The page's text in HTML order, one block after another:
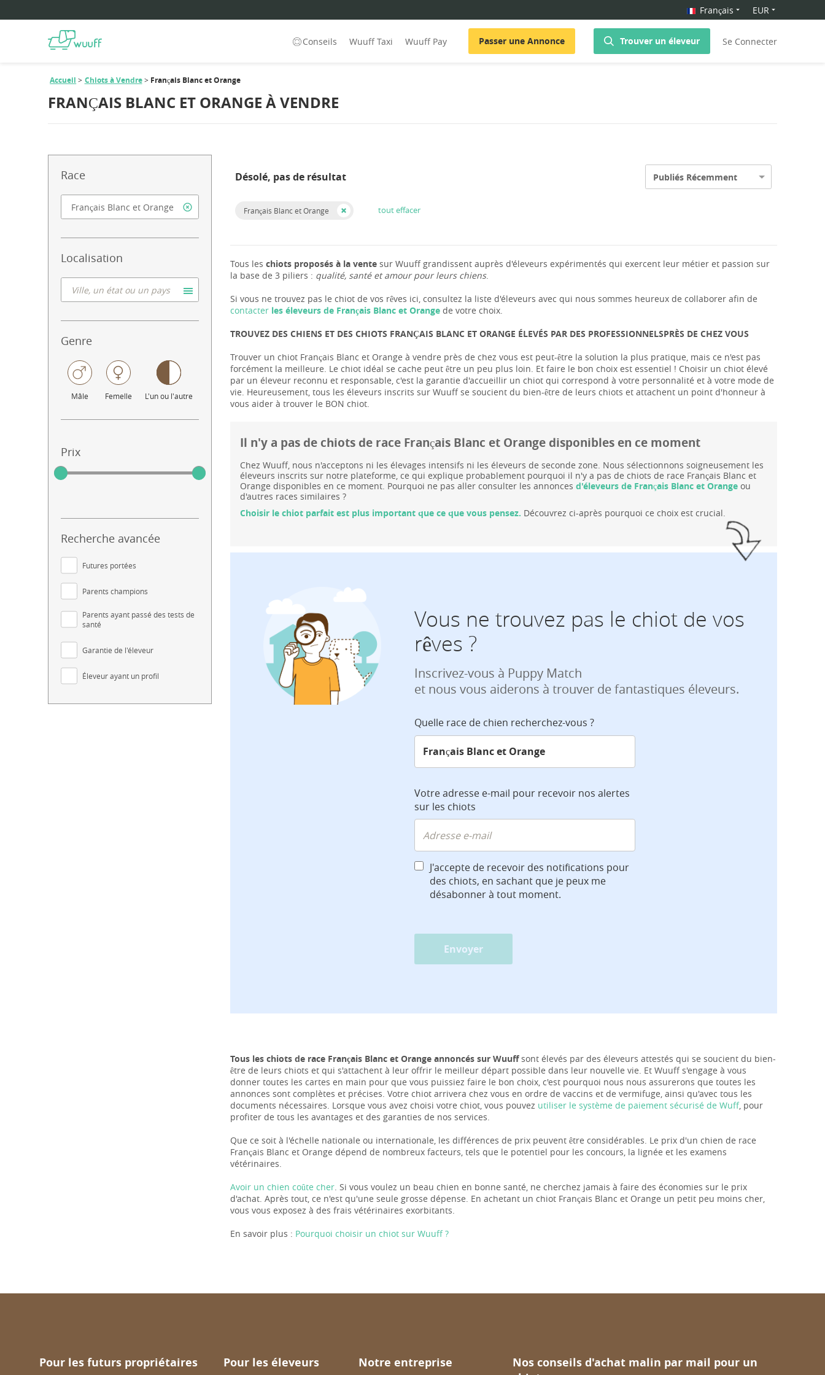
Français EUR
Conseils Wuuff Taxi Wuuff Pay Passer une Annonce Trouver un éleveur Se Connecter
Accueil Chiots à Vendre Français Blanc et Orange
FRANÇAIS BLANC ET ORANGE À VENDRE
Race
Localisation
Genre
Mâle Femelle L'un ou l'autre
Prix
Recherche avancée
Futures portées
Parents champions
Parents ayant passé des tests de
santé
Garantie de l'éleveur
Éleveur ayant un profil
Désolé, pas de résultat Publiés Récemment
Français Blanc et Orange tout effacer
Tous les chiots proposés à la vente sur Wuuff grandissent auprès d'éleveurs expérimentés qui exercent leur métier et passion sur
la base de 3 piliers : qualité, santé et amour pour leurs chiens.
Si vous ne trouvez pas le chiot de vos rêves ici, consultez la liste d'éleveurs avec qui nous sommes heureux de collaborer afin de
contacter les éleveurs de Français Blanc et Orange de votre choix.
TROUVEZ DES CHIENS ET DES CHIOTS FRANÇAIS BLANC ET ORANGE ÉLEVÉS PAR DES PROFESSIONNELSPRÈS DE CHEZ VOUS
Trouver un chiot Français Blanc et Orange à vendre près de chez vous est peut-être la solution la plus pratique, mais ce n'est pas
forcément la meilleure. Le chiot idéal se cache peut être un peu plus loin. Et faire le bon choix est essentiel ! Choisir un chiot élevé
par un éleveur reconnu et responsable, c'est la garantie d'accueillir un chiot qui correspond à votre personnalité et à votre mode de
vie. Heureusement, tous les éleveurs inscrits sur Wuuff se soucient du bien-être de leurs chiots et attachent un point d'honneur à
vous aider à trouver le BON chiot.
Il n'y a pas de chiots de race Français Blanc et Orange disponibles en ce moment
Chez Wuuff, nous n'acceptons ni les élevages intensifs ni les éleveurs de seconde zone. Nous sélectionnons soigneusement les
éleveurs inscrits sur notre plateforme, ce qui explique probablement pourquoi il n'y a pas de chiots de race Français Blanc et
Orange disponibles en ce moment. Pourquoi ne pas aller consulter les annonces d'éleveurs de Français Blanc et Orange ou
d'autres races similaires ?
Choisir le chiot parfait est plus important que ce que vous pensez. Découvrez ci-après pourquoi ce choix est crucial.
Vous ne trouvez pas le chiot de vos
rêves ?
Inscrivez-vous à Puppy Match
et nous vous aiderons à trouver de fantastiques éleveurs.
Quelle race de chien recherchez-vous ?
Votre adresse e-mail pour recevoir nos alertes
sur les chiots
J'accepte de recevoir des notifications pour
des chiots, en sachant que je peux me
désabonner à tout moment.
Envoyer
Tous les chiots de race Français Blanc et Orange annoncés sur Wuuffsont élevés par des éleveurs attestés qui se soucient du bien-
être de leurs chiots et qui s'attachent à leur offrir le meilleur départ possible dans leur nouvelle vie. Et Wuuff s'engage à vous
donner toutes les cartes en main pour que vous puissiez faire le bon choix, c'est pourquoi nous nous assurerons que toutes les
annonces sont complètes et précises. Votre chiot arrivera chez vous en ordre de vaccins et de vermifuge, ainsi qu'avec tous les
documents nécessaires. Lorsque vous avez choisi votre chiot, vous pouvez utiliser le système de paiement sécurisé de Wuff, pour
profiter de tous les avantages et des garanties de nos services.
Que ce soit à l'échelle nationale ou internationale, les différences de prix peuvent être considérables. Le prix d'un chien de race
Français Blanc et Orange dépend de nombreux facteurs, tels que le potentiel pour les concours, la lignée et les examens
vétérinaires.
Avoir un chien coûte cher. Si vous voulez un beau chien en bonne santé, ne cherchez jamais à faire des économies sur le prix
d'achat. Après tout, ce n'est qu'une seule grosse dépense. En achetant un chiot Français Blanc et Orange un petit peu moins cher,
vous vous exposez à des frais vétérinaires exorbitants.
En savoir plus : Pourquoi choisir un chiot sur Wuuff ?
Pour les futurs propriétaires Pour les éleveurs Notre entreprise
Nos conseils d'achat malin par mail pour un